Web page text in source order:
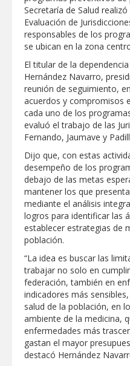
Atendió
Logra
con
Clases
Lleva
"Acción
Secretaría de Salud
Evaluación de
responsables de los
se ubican en la zona
El titular de la
Hernández Navarro,
reunión de seguimiento,
acuerdos y compromisos
cada uno de los
evaluó el trabajo de las
Fernando, Jaumave y
Dijo que, con estas
desempeño de los
debajo de las metas
mantener los que
mediante el análisis
logros para identificar las
establecer estrategias de
población.
“La idea es buscar las
trabajar no solo en
federación, también en
indicadores más
salud de la población, en
ambiente de la medicina,
enfermedades más
gastan el mayor
destacó Hernández